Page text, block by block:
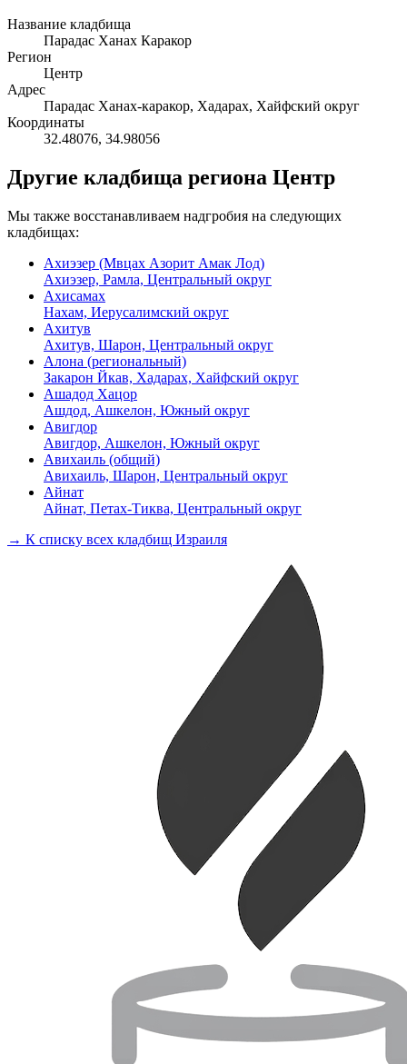
Название кладбища
Парадас Ханах Каракор
Регион
Центр
Адрес
Парадас Ханах-каракор, Хадарах, Хайфский округ
Координаты
32.48076, 34.98056
Другие кладбища региона Центр
Мы также восстанавливаем надгробия на следующих
кладбищах:
Ахиэзер (Мвцах Азорит Амак Лод)
Ахиэзер, Рамла, Центральный округ
Ахисамах
Нахам, Иерусалимский округ
Ахитув
Ахитув, Шарон, Центральный округ
Алона (региональный)
Закарон Йкав, Хадарах, Хайфский округ
Ашадод Хацор
Ашдод, Ашкелон, Южный округ
Авигдор
Авигдор, Ашкелон, Южный округ
Авихаиль (общий)
Авихаиль, Шарон, Центральный округ
Айнат
Айнат, Петах-Тиква, Центральный округ
→ К списку всех кладбищ Израиля